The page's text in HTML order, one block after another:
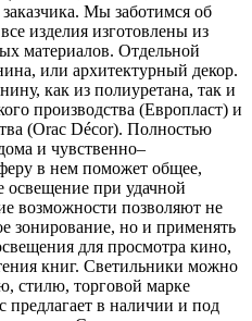
Мы заботимся об
изделия изготовлены из
материалов. Отдельной
или архитектурный декор.
как из полиуретана, так и
производства (Европласт) и
(Orac Décor). Полностью
и чувственно–
в нем поможет общее,
освещение при удачной
возможности позволяют не
зонирование, но и применять
для просмотра кино,
книг. Светильники можно
стилю, торговой марке
предлагает в наличии и под